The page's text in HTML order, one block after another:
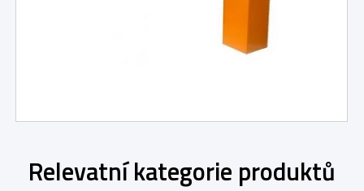
Relevatní kategorie produktů